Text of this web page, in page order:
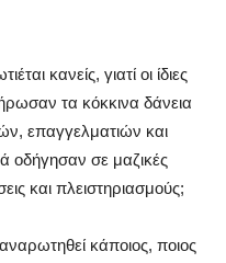
κανείς, γιατί οι ίδιες
τα κόκκινα δάνεια
επαγγελματιών και
οδήγησαν σε μαζικές
και πλειστηριασμούς;
κάποιος, ποιος